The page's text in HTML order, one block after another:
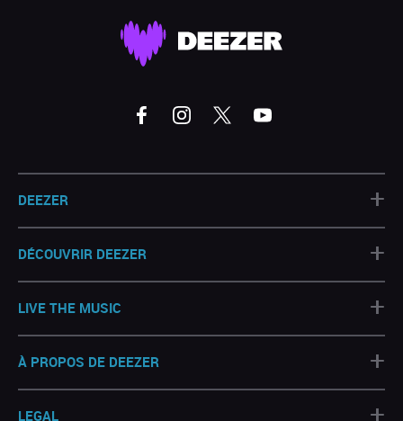
DEEZER +
DÉCOUVRIR DEEZER +
LIVE THE MUSIC +
À PROPOS DE DEEZER +
LEGAL +